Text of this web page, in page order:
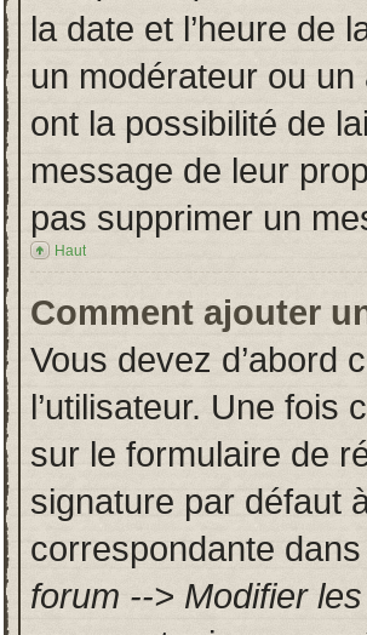
la date et l’heure de
un modérateur ou
ont la possibilité de
message de leur
pas supprimer un
Haut
Comment ajouter
Vous devez d’abord
l’utilisateur. Une
sur le formulaire de
signature par défaut
correspondante
forum --> Modifier